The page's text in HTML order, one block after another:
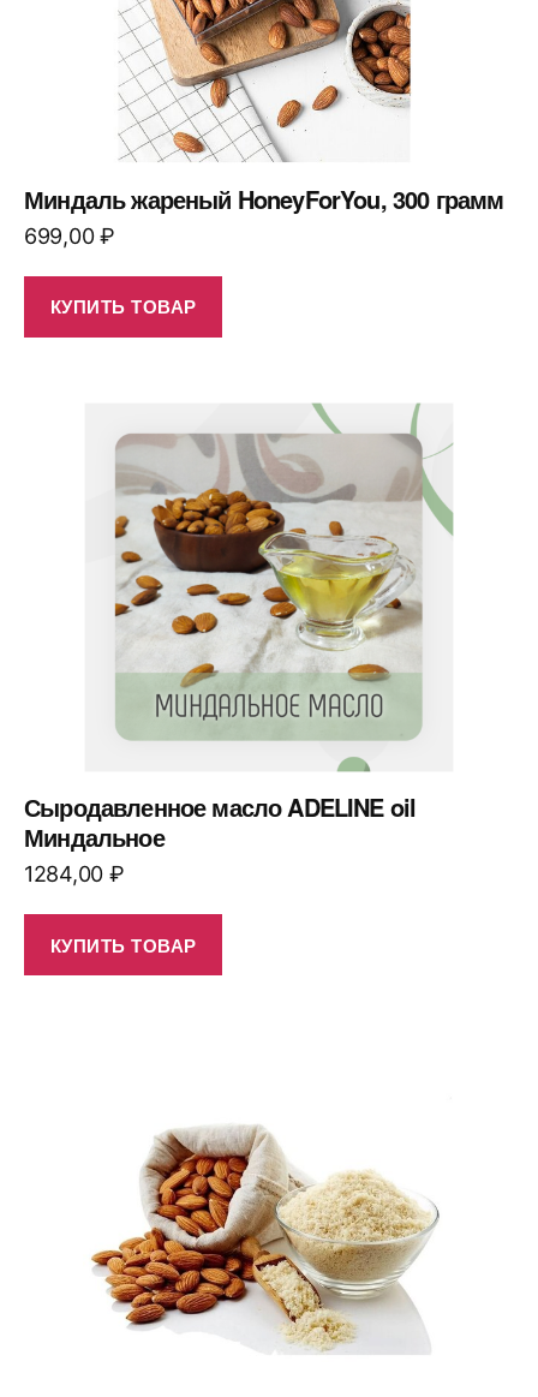
Миндаль жареный HoneyForYou, 300 грамм
699,00₽
КУПИТЬ ТОВАР
Сыродавленное масло ADELINE oil
Миндальное
1284,00 ₽
КУПИТЬ ТОВАР